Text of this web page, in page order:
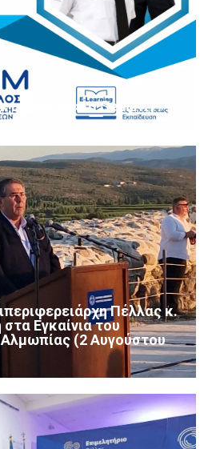
άδεια Security?
Πέλλας κ.
Εγκαίνια του
(2 Αυγούστου